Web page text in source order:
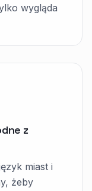
wygląda
z
miast i
żeby